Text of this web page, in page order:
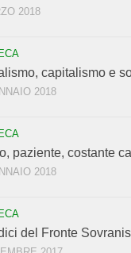
2018
capitalismo e
2018
paziente, costante
2018
del Fronte